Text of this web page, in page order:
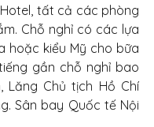
tất cả các phòng
Chỗ nghỉ có các lựa
hoặc kiểu Mỹ cho bữa
gần chỗ nghỉ bao
Lăng Chủ tịch Hồ Chí
Sân bay Quốc tế Nội